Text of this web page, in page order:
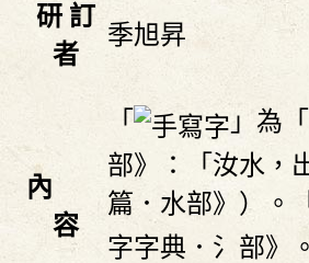
研 訂
者
季旭昇
內
容
「 」為
部》：「汝水，
篇．水部》）。
字字典．氵部》